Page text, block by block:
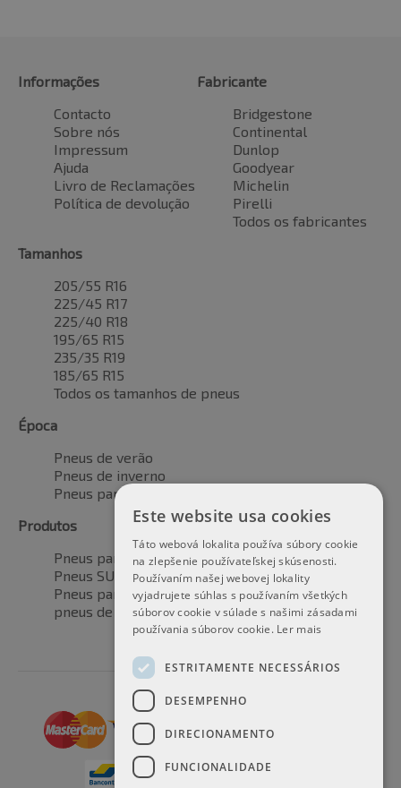
Informações
Contacto
Sobre nós
Impressum
Ajuda
Livro de Reclamações
Política de devolução
Fabricante
Bridgestone
Continental
Dunlop
Goodyear
Michelin
Pirelli
Todos os fabricantes
Tamanhos
205/55 R16
225/45 R17
225/40 R18
195/65 R15
235/35 R19
185/65 R15
Todos os tamanhos de pneus
Época
Pneus de verão
Pneus de inverno
Pneus para todas as estações
Produtos
Pneus para automóveis
Pneus SUV / 4x4
Pneus para veículos de transporte
pneus de motocicleta
Este website usa cookies
Táto webová lokalita používa súbory cookie
na zlepšenie používateľskej skúsenosti.
Používaním našej webovej lokality
vyjadrujete súhlas s používaním všetkých
súborov cookie v súlade s našimi zásadami
používania súborov cookie. Ler mais
ESTRITAMENTE NECESSÁRIOS
DESEMPENHO
DIRECIONAMENTO
FUNCIONALIDADE